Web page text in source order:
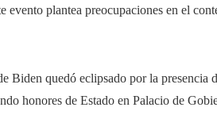
plantea preocupaciones en el
Biden quedó eclipsado por la
honores de Estado en Palacio de